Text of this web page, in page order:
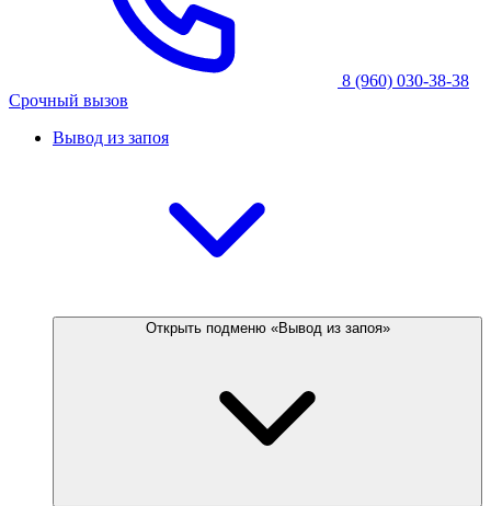
8 (960) 030-38-38
Срочный вызов
Вывод из запоя
Открыть подменю «Вывод из запоя»